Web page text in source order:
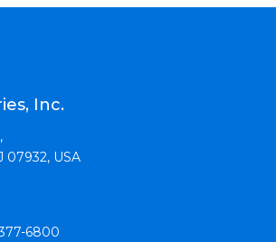
Inc.
07932, USA
6800